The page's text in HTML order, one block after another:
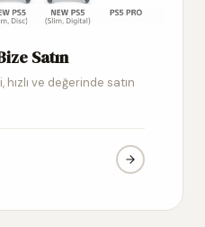
Satın
ve değerinde satın